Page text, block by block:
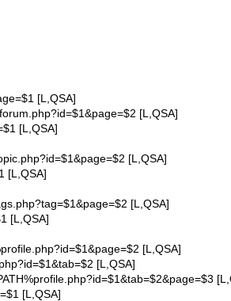
[L,QSA]
[L,QSA]
[L,QSA]
[L,QSA]
[L,QSA]
[L,QSA]
[L,QSA]
[L,QSA]
[L,QSA]
[L,QSA]